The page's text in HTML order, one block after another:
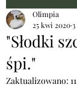
"Słodki
śpi."
Olimpia
25 kwi 2020
Zaktualizowano: